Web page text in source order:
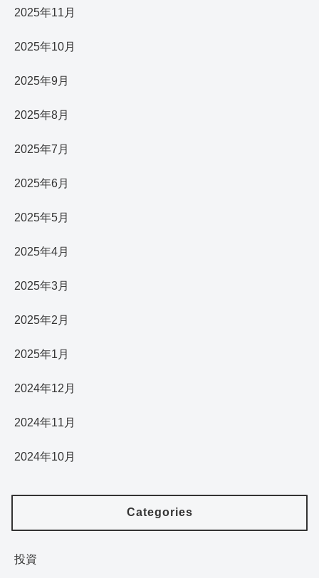
2025年11月
2025年10月
2025年9月
2025年8月
2025年7月
2025年6月
2025年5月
2025年4月
2025年3月
2025年2月
2025年1月
2024年12月
2024年11月
2024年10月
Categories
投資